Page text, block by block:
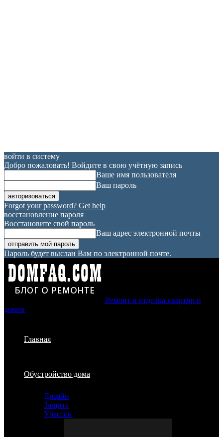
войти в систему
Добро пожаловать! Войдите в свою учётную запись
Ваше имя пользователя
Ваш пароль
Forgot your password? Get help
восстановление пароля
Восстановите свой пароль
Ваш адрес электронной почты
Пароль будет выслан Вам по электронной почте.
Ремонт и отделка квартир и
домов
Главная
Обустройство дома
Дизайн
Защита
Участок